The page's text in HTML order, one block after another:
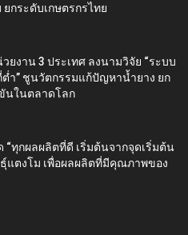
ยกระดับเกษตรกรไทย
ยงาน 3 ประเทศ ลงนามวิจัย “ระบบ
ต่ำ” ชูนวัตกรรมแก้ปัญหาน้ำยาง ยก
นในตลาดโลก
“ทุกผลผลิตที่ดี เริ่มต้นจากจุดเริ่มต้น
แตงโม เพื่อผลผลิตที่มีคุณภาพของ